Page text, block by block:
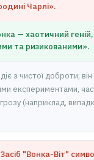
Чарлі».
— хаотичний геній,
та ризикованими».
з чистої доброти;
експериментами,
(наприклад,
"Вонка-Віт"